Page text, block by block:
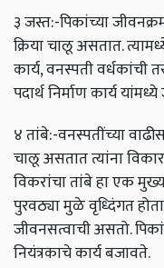
३ जस्त:-पिकांच्या
क्रिया चालू असतात.
कार्य, वनस्पती वर्धकांची
पदार्थ निर्माण कार्य
४ तांबे:-वनस्पतींच्या
चालू असतात त्यांना
विकरांचा तांबे हा एक
पुरवठ्या मुळे वृध्दिंगत
जीवनसत्वाची असतो.
नियंत्रकाचे कार्य बजावते.